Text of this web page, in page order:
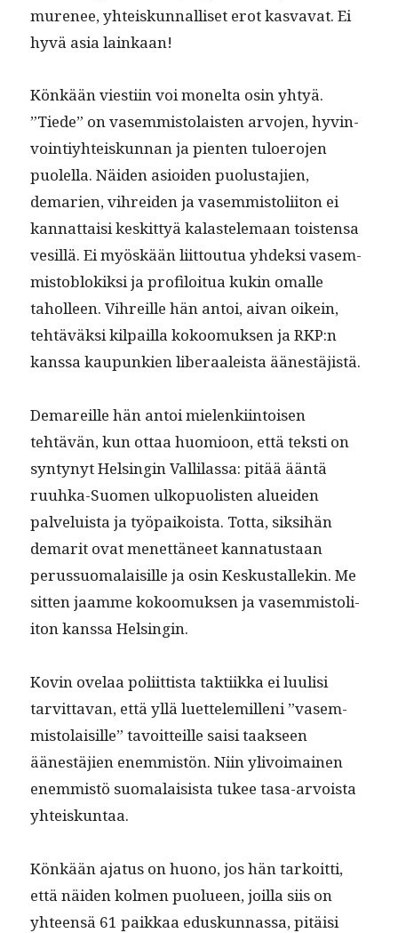
mure­nee, yhteiskun­nal­liset erot kas­va­vat. Ei
hyvä asia lainkaan!
Könkään viesti­in voi mon­elta osin yhtyä.
”Tiede” on vasem­mis­to­lais­ten arvo­jen, hyv­in­
voin­tiy­hteiskun­nan ja pien­ten tulo­ero­jen
puolel­la. Näi­den asioiden puo­lus­ta­jien,
demarien, vihrei­den ja vasem­mis­toli­iton ei
kan­nat­taisi keskit­tyä kalastele­maan tois­t­en­sa
vesil­lä. Ei myöskään liit­toutua yhdek­si vasem­
mis­to­blokik­si ja pro­filoitua kukin oma­lle
taholleen. Vihreille hän antoi, aivan oikein,
tehtäväk­si kil­pail­la kokoomuk­sen ja RKP:n
kanssa kaupunkien lib­er­aaleista äänestäjistä.
Demareille hän antoi mie­lenki­in­toisen
tehtävän, kun ottaa huomioon, että tek­sti on
syn­tynyt Helsin­gin Vallilas­sa: pitää ään­tä
ruuh­ka-Suomen ulkop­uolis­ten aluei­den
palveluista ja työ­paikoista. Tot­ta, sik­si­hän
demar­it ovat menet­täneet kan­na­tus­taan
perus­suo­ma­laisille ja osin Keskustallekin. Me
sit­ten jaamme kokoomuk­sen ja vasem­mis­toli­
iton kanssa Helsingin.
Kovin ove­laa poli­it­tista tak­ti­ik­ka ei luulisi
tarvit­ta­van, että yllä luet­telemil­leni ”vasem­
mis­to­laisille” tavoit­teille saisi taak­seen
äänestäjien enem­mistön. Niin ylivoimainen
enem­mistö suo­ma­lai­sista tukee tasa-arvoista
yhteiskuntaa.
Könkään aja­tus on huono, jos hän tarkoit­ti,
että näi­den kol­men puolueen, joil­la siis on
yhteen­sä 61 paikkaa eduskun­nas­sa, pitäisi